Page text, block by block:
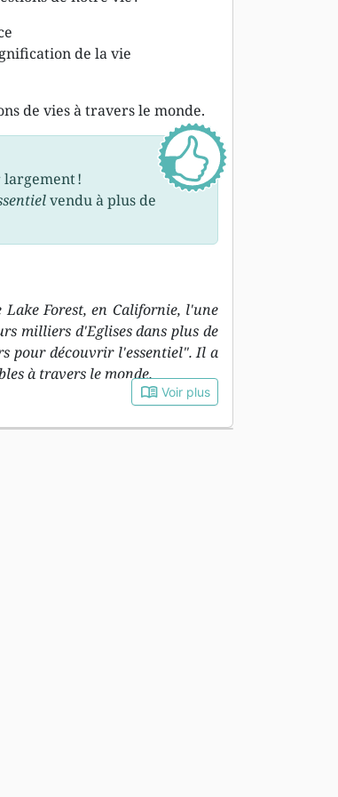
de la vie
de vies à travers le monde.
!
vendu à plus de
Forest, en Californie, l'une
milliers d'Eglises dans plus de
pour découvrir l'essentiel". Il a
à travers le monde.
book_open Voir plus